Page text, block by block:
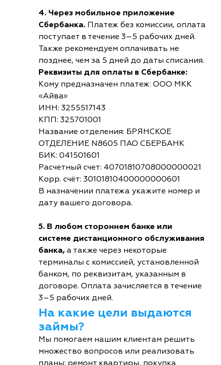
4. Через мобильное приложение
Сбербанка. Платеж без комиссии, оплата
поступает в течение 3–5 рабочих дней.
Также рекомендуем оплачивать не
позднее, чем за 5 дней до даты списания.
Реквизиты для оплаты в Сбербанке:
Кому предназначен платеж: ООО МКК
«Айва»
ИНН: 3255517143
КПП: 325701001
Название отделения: БРЯНСКОЕ
ОТДЕЛЕНИЕ N8605 ПАО СБЕРБАНК
БИК: 041501601
Расчетный счет: 40701810708000000021
Корр. счёт: 30101810400000000601
В назначении платежа укажите номер и
дату вашего договора.
5. В любом стороннем банке или
системе дистанционного обслуживания
банка, а также через некоторые
терминалы с комиссией, установленной
банком, по реквизитам, указанным в
договоре. Оплата зачисляется в течение
3–5 рабочих дней.
На какие цели выдаются
займы?
Мы помогаем нашим клиентам решить
множество вопросов или реализовать